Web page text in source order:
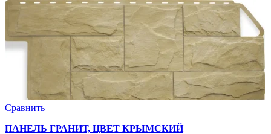
Сравнить
ПАНЕЛЬ ГРАНИТ, ЦВЕТ КРЫМСКИЙ